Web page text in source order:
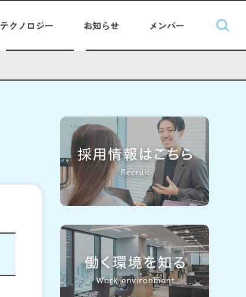
テクノロジー お知らせ メンバー